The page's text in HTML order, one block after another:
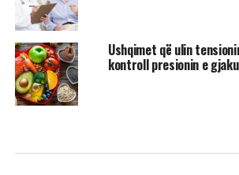
Ushqimet që ulin
kontroll presionin e